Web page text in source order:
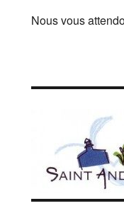
Nous vous